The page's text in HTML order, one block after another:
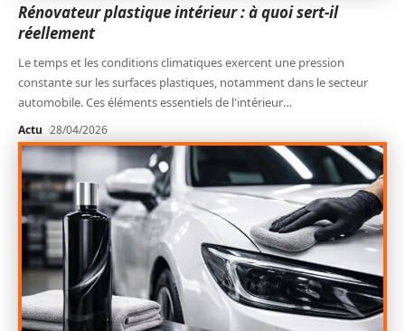
Rénovateur plastique intérieur : à quoi sert-il
réellement
Le temps et les conditions climatiques exercent une pression
constante sur les surfaces plastiques, notamment dans le secteur
automobile. Ces éléments essentiels de l'intérieur…
Actu 28/04/2026